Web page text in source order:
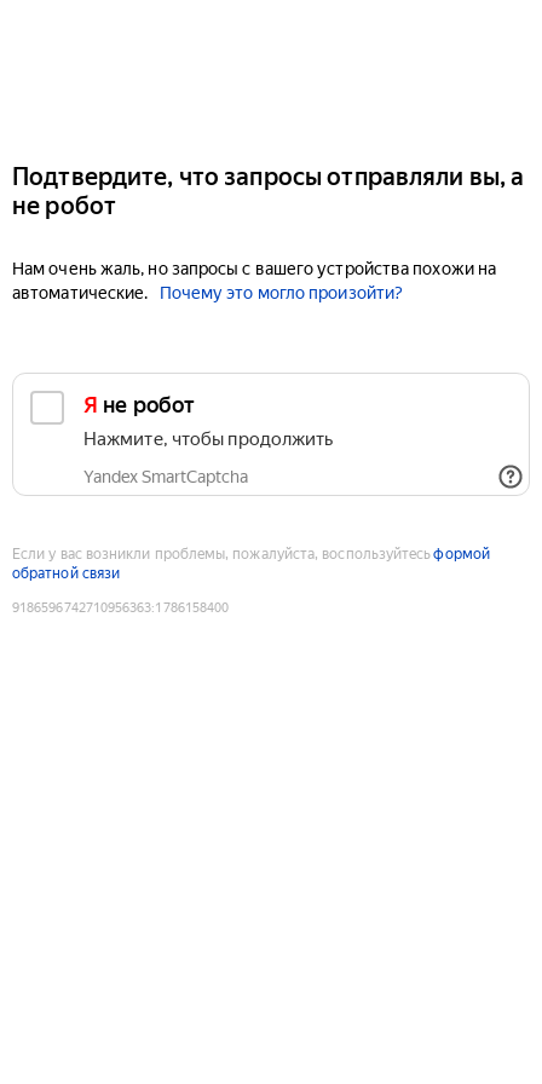
Подтвердите, что запросы отправляли вы, а
не робот
Нам очень жаль, но запросы с вашего устройства похожи на
автоматические.
Почему это могло произойти?
Я не робот
Нажмите, чтобы продолжить
Yandex SmartCaptcha
Если у вас возникли проблемы, пожалуйста, воспользуйтесьформой
обратной связи
9186596742710956363:1786158400